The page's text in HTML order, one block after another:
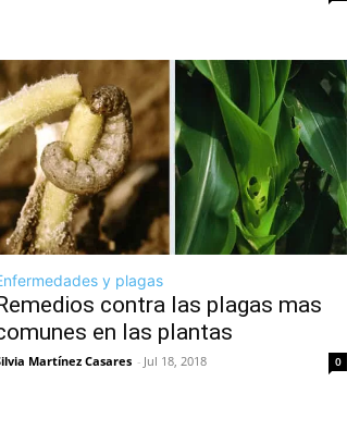
y plagas
contra las plagas mas
en las plantas
Martínez Casares - Jul 18, 2018 0